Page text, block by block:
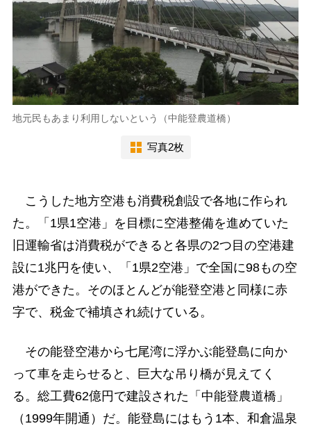
地元民もあまり利用しないという（中能登農道橋）
写真2枚
こうした地方空港も消費税創設で各地に作られ
た。「1県1空港」を目標に空港整備を進めていた
旧運輸省は消費税ができると各県の2つ目の空港建
設に1兆円を使い、「1県2空港」で全国に98もの空
港ができた。そのほとんどが能登空港と同様に赤
字で、税金で補填され続けている。
その能登空港から七尾湾に浮かぶ能登島に向か
って車を走らせると、巨大な吊り橋が見えてく
る。総工費62億円で建設された「中能登農道橋」
（1999年開通）だ。能登島にはもう1本、和倉温泉